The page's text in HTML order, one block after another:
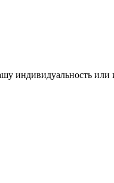
индивидуальность